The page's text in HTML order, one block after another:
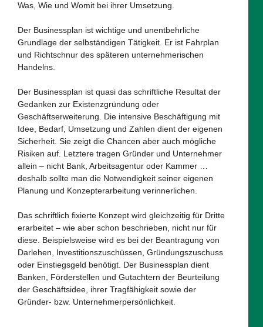
Was, Wie und Womit bei ihrer Umsetzung.
Der Businessplan ist wichtige und unentbehrliche
Grundlage der selbständigen Tätigkeit. Er ist Fahrplan
und Richtschnur des späteren unternehmerischen
Handelns.
Der Businessplan ist quasi das schriftliche Resultat der
Gedanken zur Existenzgründung oder
Geschäftserweiterung. Die intensive Beschäftigung mit
Idee, Bedarf, Umsetzung und Zahlen dient der eigenen
Sicherheit. Sie zeigt die Chancen aber auch mögliche
Risiken auf. Letztere tragen Gründer und Unternehmer
allein – nicht Bank, Arbeitsagentur oder Kammer …
deshalb sollte man die Notwendigkeit seiner eigenen
Planung und Konzepterarbeitung verinnerlichen.
Das schriftlich fixierte Konzept wird gleichzeitig für Dritte
erarbeitet – wie aber schon beschrieben, nicht nur für
diese. Beispielsweise wird es bei der Beantragung von
Darlehen, Investitionszuschüssen, Gründungszuschuss
oder Einstiegsgeld benötigt. Der Businessplan dient
Banken, Förderstellen und Gutachtern der Beurteilung
der Geschäftsidee, ihrer Tragfähigkeit sowie der
Gründer- bzw. Unternehmerpersönlichkeit.